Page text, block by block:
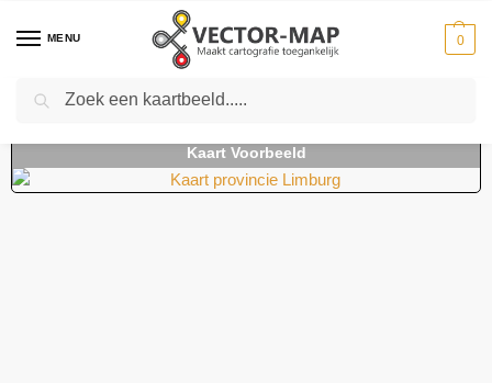
MENU 0
Home Kaarten - Provinciekaarten